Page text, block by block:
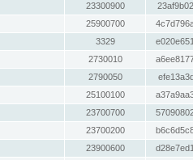
23300900
25900700
3329
2730010
2790050
25100100
23700700
23700200
23900600